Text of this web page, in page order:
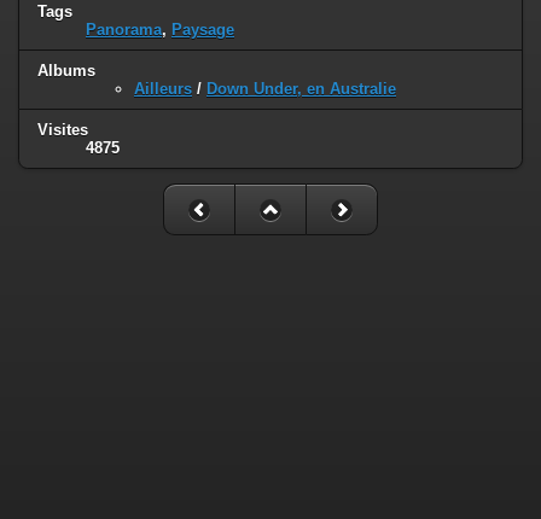
Tags
Panorama, Paysage
Albums
Ailleurs / Down Under, en Australie
Visites
4875